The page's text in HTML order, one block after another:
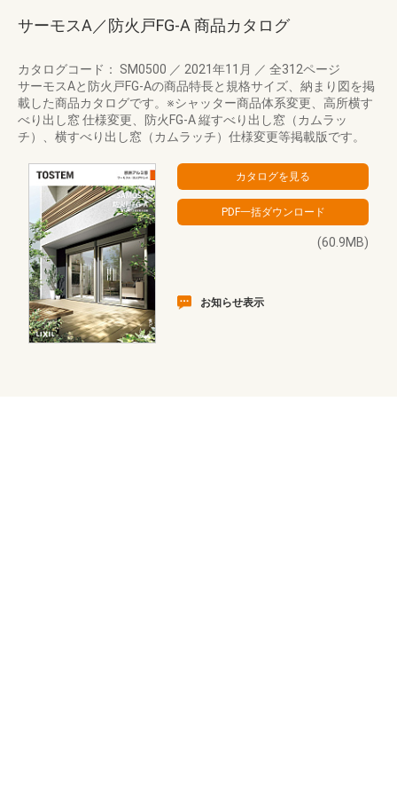
サーモスA／防火戸FG-A 商品カタログ
カタログコード： SM0500 ／ 2021年11月 ／ 全312ページ
サーモスAと防火戸FG-Aの商品特長と規格サイズ、納まり図を掲
載した商品カタログです。※シャッター商品体系変更、高所横す
べり出し窓 仕様変更、防火FG-A 縦すべり出し窓（カムラッ
チ）、横すべり出し窓（カムラッチ）仕様変更等掲載版です。
(60.9MB)
お知らせ表示